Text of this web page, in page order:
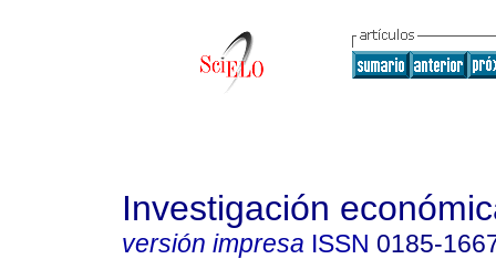
Investigación
versión impresa ISSN 0185-